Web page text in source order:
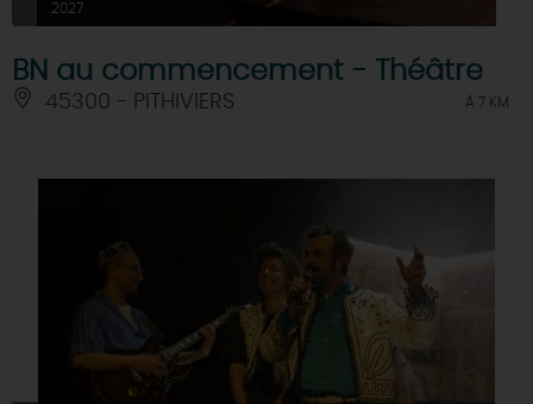
2027
BN au commencement - Théâtre
45300 - PITHIVIERS À 7 KM